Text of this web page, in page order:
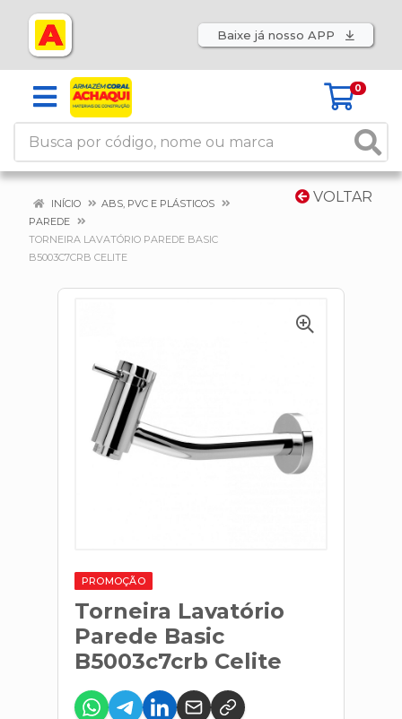
Baixe já nosso APP
0
VOLTAR
INÍCIO
ABS, PVC E PLÁSTICOS
PAREDE
TORNEIRA LAVATÓRIO PAREDE BASIC
B5003C7CRB CELITE
PROMOÇÃO
Torneira Lavatório
Parede Basic
B5003c7crb Celite